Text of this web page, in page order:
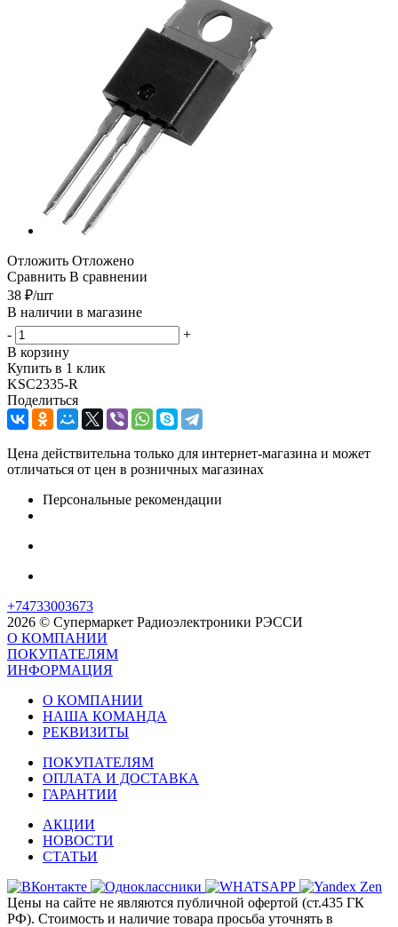
Отложить Отложено
Сравнить В сравнении
38 ₽/шт
В наличии в магазине
-
+
В корзину
Купить в 1 клик
KSC2335-R
Поделиться
Цена действительна только для интернет-магазина и может
отличаться от цен в розничных магазинах
Персональные рекомендации
+74733003673
2026 © Супермаркет Радиоэлектроники РЭССИ
О КОМПАНИИ
ПОКУПАТЕЛЯМ
ИНФОРМАЦИЯ
О КОМПАНИИ
НАША КОМАНДА
РЕКВИЗИТЫ
ПОКУПАТЕЛЯМ
ОПЛАТА И ДОСТАВКА
ГАРАНТИИ
АКЦИИ
НОВОСТИ
СТАТЬИ
Цены на сайте не являются публичной офертой (ст.435 ГК
РФ). Стоимость и наличие товара просьба уточнять в